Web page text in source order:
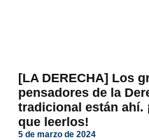
[LA DERECHA] Los
pensadores de la
tradicional están ahí.
que leerlos!
5 de marzo de 2024